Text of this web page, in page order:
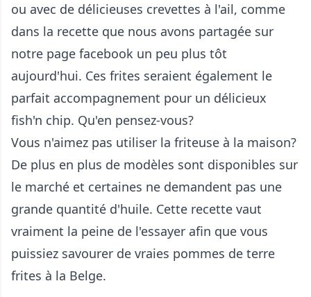
ou avec de délicieuses crevettes à l'ail, comme
dans la recette que nous avons partagée sur
notre page facebook un peu plus tôt
aujourd'hui. Ces frites seraient également le
parfait accompagnement pour un délicieux
fish'n chip. Qu'en pensez-vous?
Vous n'aimez pas utiliser la friteuse à la maison?
De plus en plus de modèles sont disponibles sur
le marché et certaines ne demandent pas une
grande quantité d'huile. Cette recette vaut
vraiment la peine de l'essayer afin que vous
puissiez savourer de vraies pommes de terre
frites à la Belge.